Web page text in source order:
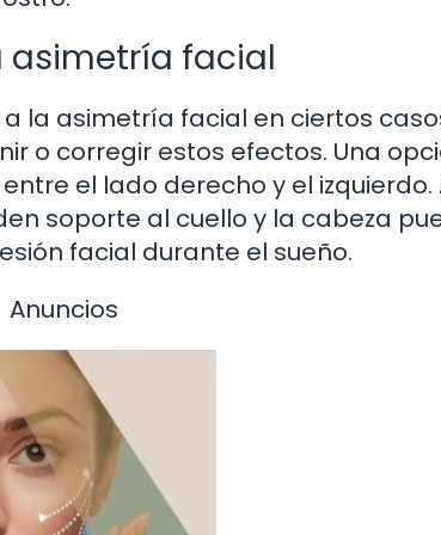
asimetría facial
la asimetría facial en ciertos
o corregir estos efectos. Una
el lado derecho y el izquierdo.
soporte al cuello y la cabeza
facial durante el sueño.
Anuncios